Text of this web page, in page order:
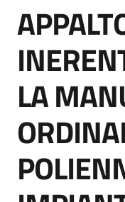
e
strumenti
acquisto
Supporto
Piattaforme
telematiche
Salta al contenuto
LA